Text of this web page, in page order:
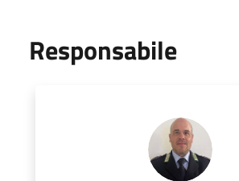
Responsabile